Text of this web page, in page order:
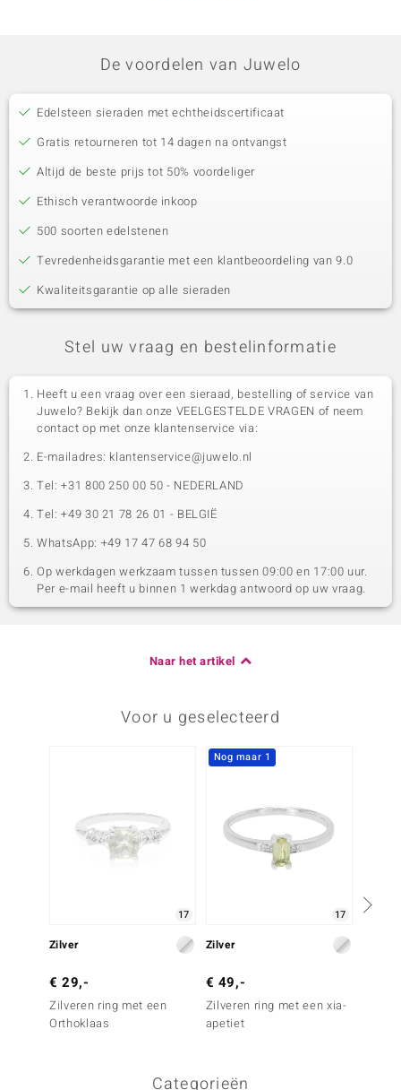
De voordelen van Juwelo
Edelsteen sieraden met echtheidscertificaat
Gratis retourneren tot 14 dagen na ontvangst
Altijd de beste prijs tot 50% voordeliger
Ethisch verantwoorde inkoop
500 soorten edelstenen
Tevredenheidsgarantie met een klantbeoordeling van 9.0
Kwaliteitsgarantie op alle sieraden
Stel uw vraag en bestelinformatie
Heeft u een vraag over een sieraad, bestelling of service van
Juwelo? Bekijk dan onze VEELGESTELDE VRAGEN of neem
contact op met onze klantenservice via:
E-mailadres: klantenservice@juwelo.nl
Tel: +31 800 250 00 50 - NEDERLAND
Tel: +49 30 21 78 26 01 - BELGIË
WhatsApp: +49 17 47 68 94 50
Op werkdagen werkzaam tussen tussen 09:00 en 17:00 uur.
Per e-mail heeft u binnen 1 werkdag antwoord op uw vraag.
Naar het artikel
Voor u geselecteerd
17
Zilver
€ 29,-
Zilveren ring met een
Orthoklaas
Nog maar 1
17
Zilver
€ 49,-
Zilveren ring met een xia-
apetiet
Categorieën